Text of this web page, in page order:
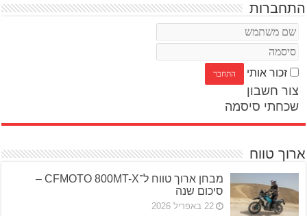
התחברות
זכור אותי
צור חשבון
שכחתי סיסמה
ארוך טווח
מבחן ארוך טווח ל־CFMOTO 800MT-X –
סיכום שנה
22 באפריל 2026